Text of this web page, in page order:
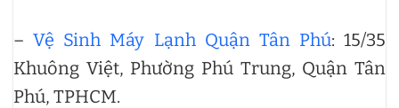
–Vệ Sinh Máy Lạnh Quận Tân Phú: 15/35
Khuông Việt, Phường Phú Trung, Quận Tân
Phú, TPHCM.